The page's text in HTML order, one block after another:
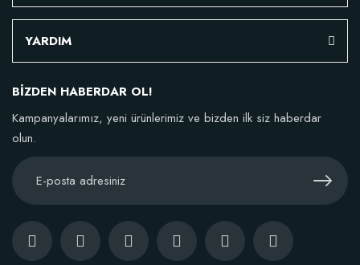
YARDIM
BİZDEN HABERDAR OL!
Kampanyalarımız, yeni ürünlerimiz ve bizden ilk siz haberdar
olun.